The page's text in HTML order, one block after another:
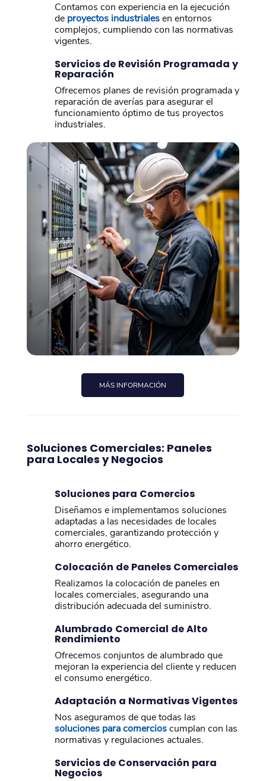
Contamos con experiencia en la ejecución
de proyectos industrialesen entornos
complejos, cumpliendo con las normativas
vigentes.
Servicios de Revisión Programada y
Reparación
Ofrecemos planes de revisión programada y
reparación de averías para asegurar el
funcionamiento óptimo de tus proyectos
industriales.
MÁS INFORMACIÓN
Soluciones Comerciales: Paneles
para Locales y Negocios
Soluciones para Comercios
Diseñamos e implementamos soluciones
adaptadas a las necesidades de locales
comerciales, garantizando protección y
ahorro energético.
Colocación de Paneles Comerciales
Realizamos la colocación de paneles en
locales comerciales, asegurando una
distribución adecuada del suministro.
Alumbrado Comercial de Alto
Rendimiento
Ofrecemos conjuntos de alumbrado que
mejoran la experiencia del cliente y reducen
el consumo energético.
Adaptación a Normativas Vigentes
Nos aseguramos de que todas las
soluciones para comercioscumplan con las
normativas y regulaciones actuales.
Servicios de Conservación para
Negocios